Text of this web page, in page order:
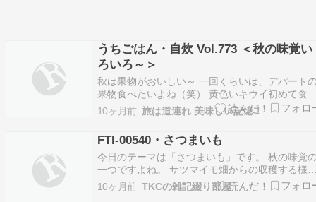
うちごはん・自炊 Vol.773 ＜秋の味覚い
ろいろ～＞
秋は果物がおいしい～ 一回くらいは、デパート
果物食べたいよね（笑） 黄色いキウイ初めて食
た 巨峰系も種無しが増えてきたので、食べや
すくなってきた 今回は「ピオーネ」今回はスー
ーでも粒大き目だったので買ってみた～ 個人的
は巨砲系の味が好き ご馳走様でした～ …
10ヶ月前 旅は道連れ 美味しい記憶！
FTI-00540・さつまいも
今日のテーマは「さつまいも」です。 秋の味覚
一つですよね。 サツマイモ畑からの収穫する様
を目指しますね♪ 指示の方は、 「秋物の私服、サ
ツマイモ畑、複数個のサツマイモがついてあ1本
10ヶ月前 TKCの雑記綴り部屋